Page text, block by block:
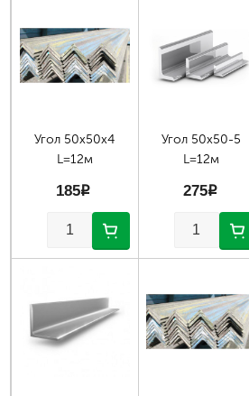
Угол 50х50х4
L=12м
185p
Угол 50х50-5
L=12м
275p